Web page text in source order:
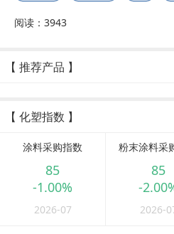
阅读：3943
【 推荐产品 】
【 化塑指数 】
涂料采购指数
85
-1.00%
2026-07
粉末涂料采
85
-
2026-